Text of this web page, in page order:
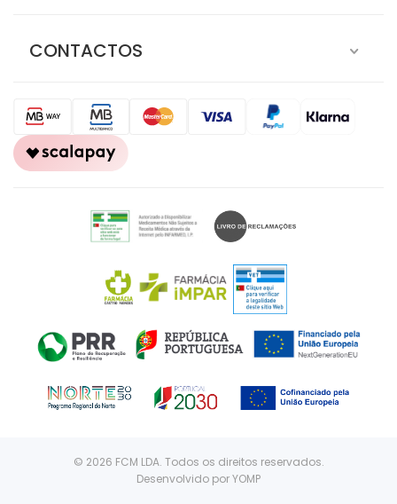
CONTACTOS
© 2026 FCM LDA. Todos os direitos reservados.
Desenvolvido porYOMP